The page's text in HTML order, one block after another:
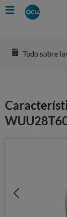
Skip
to
Todo sobre